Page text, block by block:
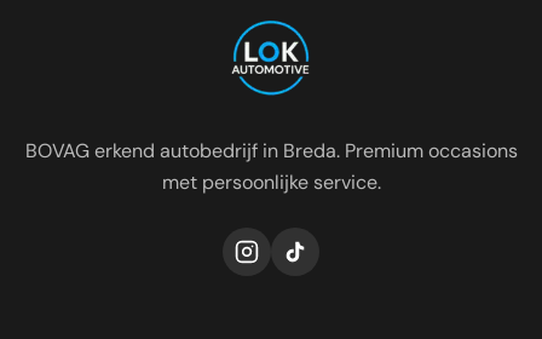
BOVAG erkend autobedrijf in Breda. Premium occasions
met persoonlijke service.